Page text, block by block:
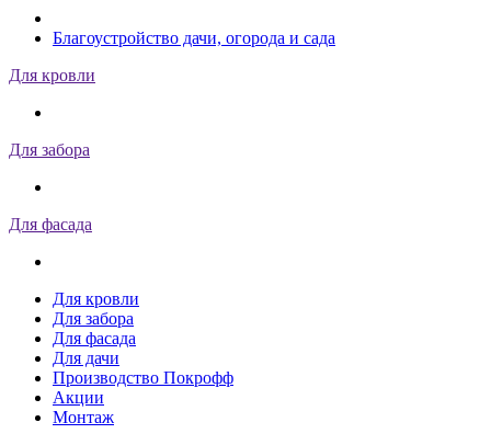
Благоустройство дачи, огорода и сада
Для кровли
Для забора
Для фасада
Для кровли
Для забора
Для фасада
Для дачи
Производство Покрофф
Акции
Монтаж